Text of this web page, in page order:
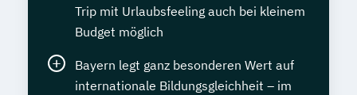
Trip mit Urlaubsfeeling auch bei kleinem
Budget möglich
Bayern legt ganz besonderen Wert auf
internationale Bildungsgleichheit – im